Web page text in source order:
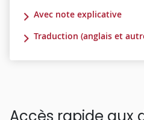
Avec note explicative
Traduction (anglais et
Accès rapide aux